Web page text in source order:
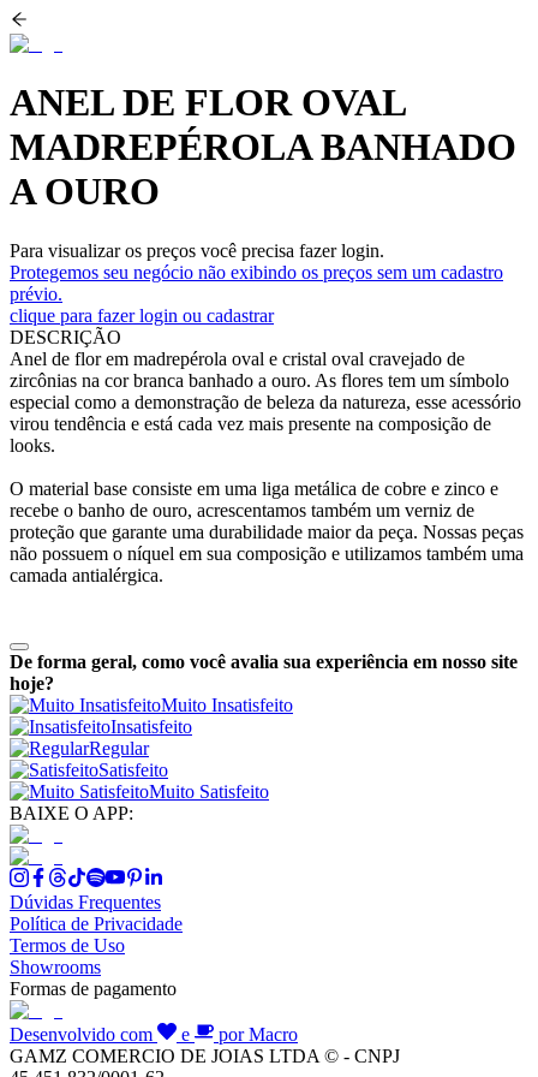
ANEL DE FLOR OVAL
MADREPÉROLA BANHADO
A OURO
Para visualizar os preços você precisa fazer login.
Protegemos seu negócio não exibindo os preços sem um cadastro
prévio.
clique para fazer login ou cadastrar
DESCRIÇÃO
Anel de flor em madrepérola oval e cristal oval cravejado de
zircônias na cor branca banhado a ouro. As flores tem um símbolo
especial como a demonstração de beleza da natureza, esse acessório
virou tendência e está cada vez mais presente na composição de
looks.
O material base consiste em uma liga metálica de cobre e zinco e
recebe o banho de ouro, acrescentamos também um verniz de
proteção que garante uma durabilidade maior da peça. Nossas peças
não possuem o níquel em sua composição e utilizamos também uma
camada antialérgica.
De forma geral, como você avalia sua experiência em nosso site
hoje?
Muito Insatisfeito
Insatisfeito
Regular
Satisfeito
Muito Satisfeito
BAIXE O APP:
Dúvidas Frequentes
Política de Privacidade
Termos de Uso
Showrooms
Formas de pagamento
Desenvolvido com e
por Macro
GAMZ COMERCIO DE JOIAS LTDA © - CNPJ